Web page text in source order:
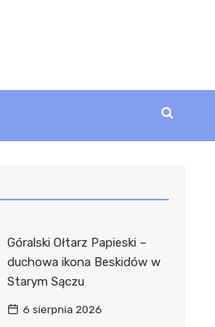
Góralski Ołtarz Papieski –
duchowa ikona Beskidów w
Starym Sączu
6 sierpnia 2026